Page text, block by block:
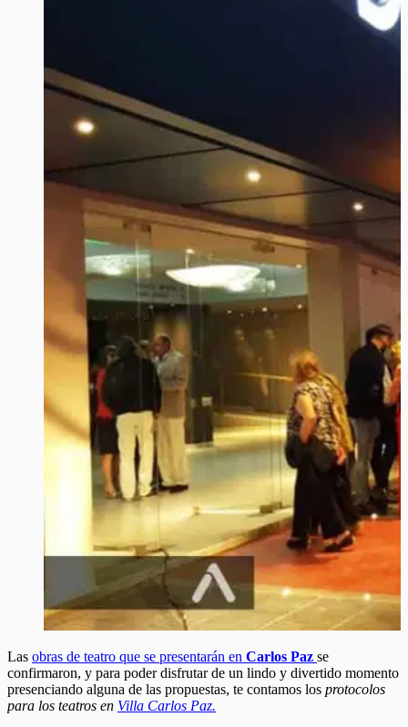
Las obras de teatro que se presentarán en Carlos Paz se
confirmaron, y para poder disfrutar de un lindo y divertido momento
presenciando alguna de las propuestas, te contamos los protocolos
para los teatros en Villa Carlos Paz.